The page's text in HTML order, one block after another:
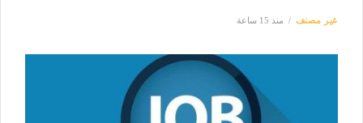
غير مصنف منذ 15 ساعة